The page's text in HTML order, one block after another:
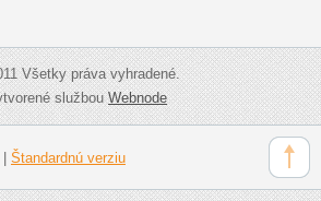
Všetky práva vyhradené.
službouWebnode
Štandardnú verziu